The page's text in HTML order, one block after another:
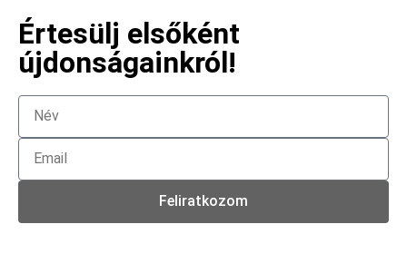
Értesülj elsőként
újdonságainkról!
Feliratkozom